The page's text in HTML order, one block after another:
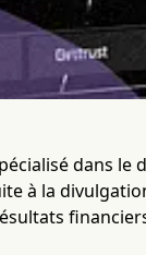
dans le
à la